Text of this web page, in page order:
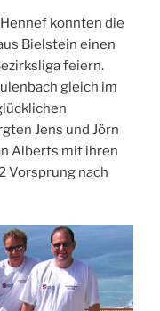
konnten die
Bielstein einen
feiern.
gleich im
Jens und Jörn
Alberts mit ihren
Vorsprung nach